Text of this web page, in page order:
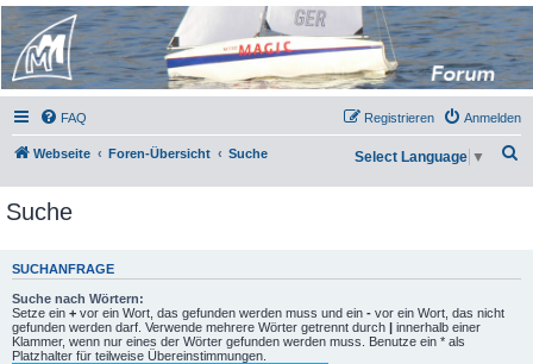
Micro Magic Forum
Deutschland
FAQ Anmelden
Registrieren
Webseite Foren-Übersicht Suche Select Language ▼
Suche
SUCHANFRAGE
Suche nach Wörtern:
Setze ein + vor ein Wort, das gefunden werden muss und ein - vor ein Wort, das nicht
gefunden werden darf. Verwende mehrere Wörter getrennt durch | innerhalb einer
Klammer, wenn nur eines der Wörter gefunden werden muss. Benutze ein * als
Platzhalter für teilweise Übereinstimmungen.